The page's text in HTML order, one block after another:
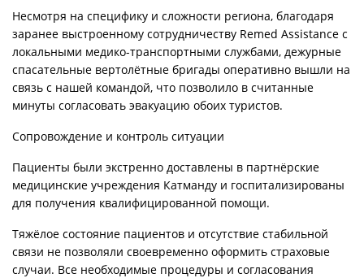
Несмотря на специфику и сложности региона, благодаря
заранее выстроенному сотрудничеству Remed Assistance с
локальными медико-транспортными службами, дежурные
спасательные вертолётные бригады оперативно вышли на
связь с нашей командой, что позволило в считанные
минуты согласовать эвакуацию обоих туристов.
Сопровождение и контроль ситуации
Пациенты были экстренно доставлены в партнёрские
медицинские учреждения Катманду и госпитализированы
для получения квалифицированной помощи.
Тяжёлое состояние пациентов и отсутствие стабильной
связи не позволяли своевременно оформить страховые
случаи. Все необходимые процедуры и согласования